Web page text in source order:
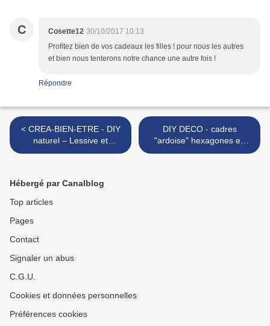
C Cosette12 30/10/2017 10:13
Profitez bien de vos cadeaux les filles ! pour nous les autres
et bien nous tenterons notre chance une autre fois !
Répondre
< CREA-BIEN-ETRE - DIY
naturel – Lessive et
adoucissant à faire soi-
DIY DECO - cadres
"ardoise" hexagones en
bois >
Hébergé par Canalblog
Top articles
Pages
Contact
Signaler un abus
C.G.U.
Cookies et données personnelles
Préférences cookies